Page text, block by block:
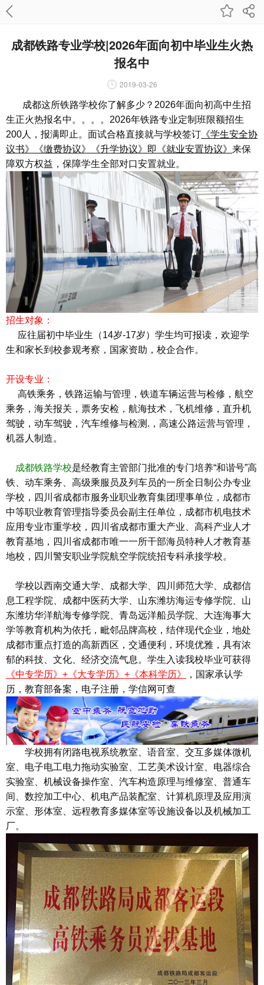
成都铁路专业学校|2026年面向初中毕业生火热
报名中
2019-03-26
成都这所铁路学校你了解多少？2026年面向初高中生招
生正火热报名中。。。。2026年铁路专业定制班限额招生
200人，报满即止。面试合格直接就与学校签订 《学生安全协
议书》《缴费协议》《升学协议》即《就业安置协议》 来保
障双方权益，保障学生全部对口安置就业。
招生对象：
应往届初中毕业生（14岁-17岁）学生均可报读，欢迎学
生和家长到校参观考察，国家资助，校企合作。
开设专业：
高铁乘务，铁路运输与管理，铁道车辆运营与检修，航空
乘务，海关报关，票务安检，航海技术，飞机维修，直升机
驾驶，动车驾驶，汽车维修与检测.，高速公路运营与管理，
机器人制造。
成都铁路学校是经教育主管部门批准的专门培养“和谐号”高
铁、动车乘务、高级乘服员及列车员的一所全日制公办专业
学校，四川省成都市服务业职业教育集团理事单位，成都市
中等职业教育管理指导委员会副主任单位，成都市机电技术
应用专业市重学校，四川省成都市重大产业、高科产业人才
教育基地，四川省成都市唯一一所干部海员特种人才教育基
地校，四川警安职业学院航空学院统招专科承接学校。
学校以西南交通大学、成都大学、四川师范大学、成都信
息工程学院、成都中医药大学、山东潍坊海运专修学院、山
东潍坊华洋航海专修学院、青岛远洋船员学院、大连海事大
学等教育机构为依托，毗邻品牌高校，结伴现代企业，地处
成都市重点打造的高新西区，交通便利，环境优雅，具有浓
郁的科技、文化、经济交流气息。学生入读我校毕业可获得
《中专学历》+《大专学历》+《本科学历》
，国家承认学
历，教育部备案，电子注册，学信网可查
学校拥有闭路电视系统教室、语音室、交互多媒体微机
室、电子电工电力拖动实验室、工艺美术设计室、电器综合
实验室、机械设备操作室、汽车构造原理与维修室、普通车
间、数控加工中心、机电产品装配室、计算机原理及应用演
示室、形体室、远程教育多媒体室等设施设备以及机械加工
厂。